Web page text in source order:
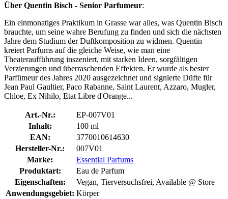
Über Quentin Bisch - Senior Parfumeur:
Ein einmonatiges Praktikum in Grasse war alles, was Quentin Bisch
brauchte, um seine wahre Berufung zu finden und sich die nächsten
Jahre dem Studium der Duftkomposition zu widmen. Quentin
kreiert Parfums auf die gleiche Weise, wie man eine
Theateraufführung inszeniert, mit starken Ideen, sorgfältigen
Verzierungen und überraschenden Effekten. Er wurde als bester
Parfümeur des Jahres 2020 ausgezeichnet und signierte Düfte für
Jean Paul Gaultier, Paco Rabanne, Saint Laurent, Azzaro, Mugler,
Chloe, Ex Nihilo, Etat Libre d'Orange...
Art.-Nr.:
EP-007V01
Inhalt:
100 ml
EAN:
3770010614630
Hersteller-Nr.:
007V01
Marke:
Essential Parfums
Produktart:
Eau de Parfum
Eigenschaften:
Vegan, Tierversuchsfrei, Available @ Store
Anwendungsgebiet: Körper